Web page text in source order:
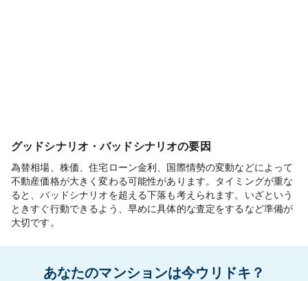
グッドシナリオ・バッドシナリオの要因
為替相場、株価、住宅ローン金利、国際情勢の変動などによって
不動産価格が大きく変わる可能性があります。タイミングが重な
ると、バッドシナリオを超える下落も考えられます。いざという
ときすぐ行動できるよう、早めに具体的な査定をするなど準備が
大切です。
あなたのマンションは今ウリドキ？